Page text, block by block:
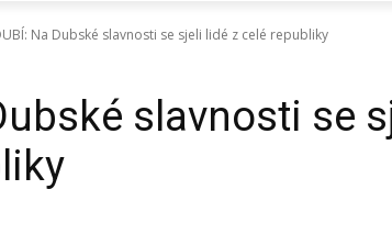
Na Dubské slavnosti se sjeli lidé z celé republiky
slavnosti se